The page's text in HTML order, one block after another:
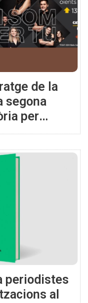
de la
segona
per
periodistes
al